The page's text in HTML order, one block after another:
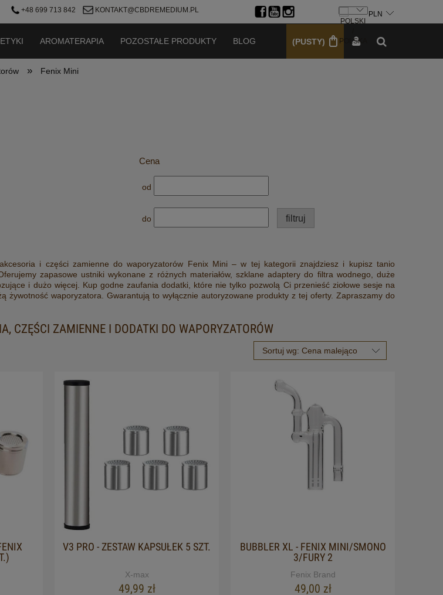
+48 699 713 842 KONTAKT@CBDREMEDIUM.PL ZAREJESTRUJ SIĘ ZALOGUJ SIĘ
(PUSTY)
AROMATERAPIA POZOSTAŁE PRODUKTY BLOG
» Fenix Mini
Cena
od
do filtruj
i części zamienne do waporyzatorów Fenix Mini – w tej kategorii znajdziesz i kupisz tanio
zapasowe ustniki wykonane z różnych materiałów, szklane adaptery do filtra wodnego, duże
i dużo więcej. Kup godne zaufania dodatki, które nie tylko pozwolą Ci przenieść ziołowe sesje na
żywotność waporyzatora. Gwarantują to wyłącznie autoryzowane produkty z tej oferty. Zapraszamy do
CZĘŚCI ZAMIENNE I DODATKI DO WAPORYZATORÓW
Sortuj wg: Cena malejąco
V3 PRO - ZESTAW KAPSUŁEK 5 SZT.
X-max
49,99 zł
BUBBLER XL - FENIX MINI/SMONO
3/FURY 2
Fenix Brand
49,00 zł